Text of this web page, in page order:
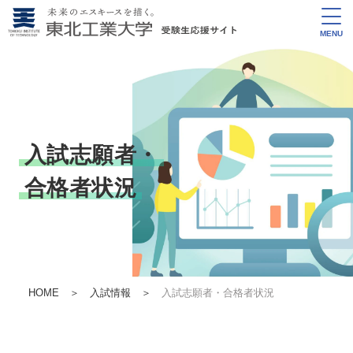
MENU
入試志願者・
合格者状況
HOME ＞ 入試情報 ＞ 入試志願者・合格者状況